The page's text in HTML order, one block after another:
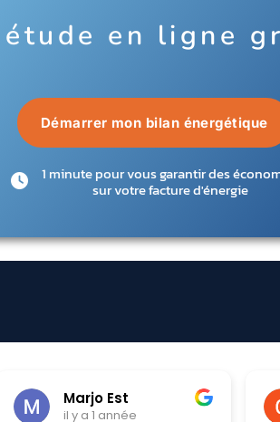
en ligne
Démarrer mon bilan énergétique
1 minute pour vous garantir des
sur votre facture d'énergie
Chloe Krawczyk
il y a 1 année